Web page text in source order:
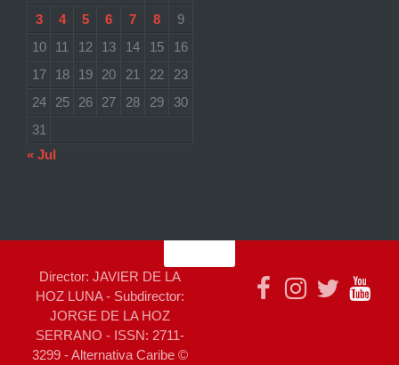
3
4 5 6 7 8
9
10
11 12 13 14 15
16
17
18 19 20 21 22
23
24
25 26 27 28 29
30
31
« Jul
Director: JAVIER DE LA
HOZ LUNA - Subdirector:
JORGE DE LA HOZ
SERRANO - ISSN: 2711-
3299 - Alternativa Caribe ©